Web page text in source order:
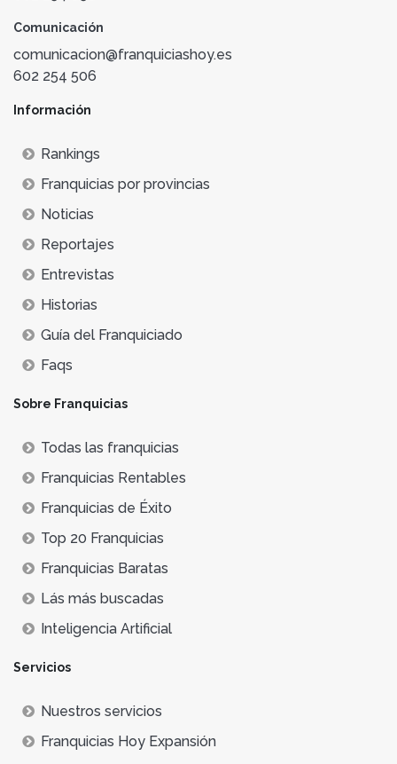
Comunicación
comunicacion@franquiciashoy.es
602 254 506
Información
Rankings
Franquicias por provincias
Noticias
Reportajes
Entrevistas
Historias
Guía del Franquiciado
Faqs
Sobre Franquicias
Todas las franquicias
Franquicias Rentables
Franquicias de Éxito
Top 20 Franquicias
Franquicias Baratas
Lás más buscadas
Inteligencia Artificial
Servicios
Nuestros servicios
Franquicias Hoy Expansión